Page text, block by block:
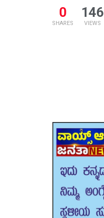
0
SHARES
146
VIEWS